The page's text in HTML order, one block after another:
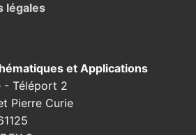
légales
et Applications
- Téléport 2
Pierre Curie